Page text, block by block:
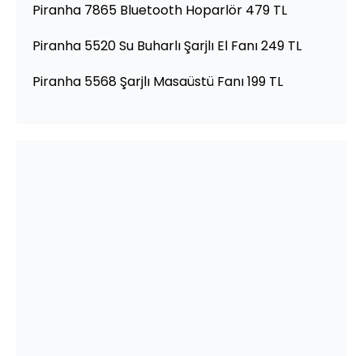
Piranha 7865 Bluetooth Hoparlör 479 TL
Piranha 5520 Su Buharlı Şarjlı El Fanı 249 TL
Piranha 5568 Şarjlı Masaüstü Fanı 199 TL